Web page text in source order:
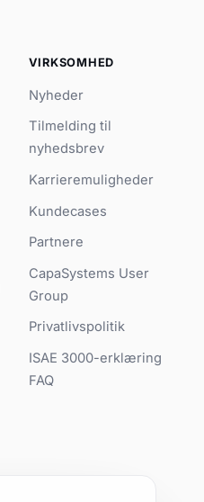
VIRKSOMHED
Nyheder
Tilmelding til
nyhedsbrev
Karrieremuligheder
Kundecases
Partnere
CapaSystems User
Group
Privatlivspolitik
ISAE 3000-erklæring
FAQ